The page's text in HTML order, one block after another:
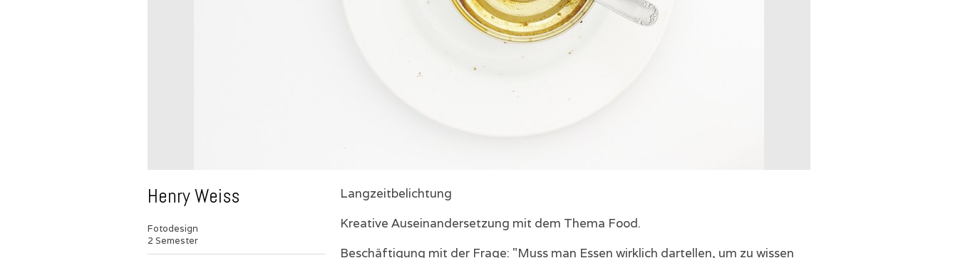
Henry Weiss
Fotodesign
2 Semester
Langzeitbelichtung
Kreative Auseinandersetzung mit dem Thema Food.
Beschäftigung mit der Frage: "Muss man Essen wirklich dartellen, um zu wissen